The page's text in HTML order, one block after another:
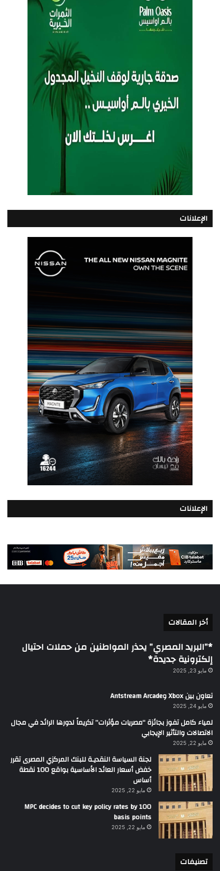
الإعلانات
الإعلانات
أخر المقالات
*”البريد المصري” يحذر المواطنين من حملات احتيال
إلكترونية جديدة*
مايو 23, 2025
تعاون بين Xbox وAntstream Arcade
مايو 24, 2025
لمياء كامل تفوز بجائزة “مصريات مؤثرات” تكريماً لدورها الرائد في مجال
الاتصالات والتأثير الإيجابي
مايو 22, 2025
لجنة السياسة النقديـة للبنك المركزي المصرى تقرر
خفض أسعار العائد الأساسية بواقع 100 نقطة
أساس
مايو 22, 2025
MPC decides to cut key policy rates by 100
basis points
مايو 22, 2025
تصنيفات